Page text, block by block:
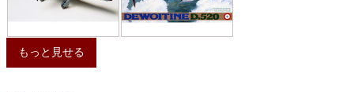
もっと見せる